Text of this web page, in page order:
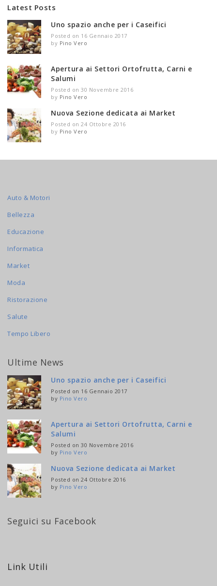
Latest Posts
Uno spazio anche per i Caseifici
Posted on 16 Gennaio 2017
by Pino Vero
Apertura ai Settori Ortofrutta, Carni e
Salumi
Posted on 30 Novembre 2016
by Pino Vero
Nuova Sezione dedicata ai Market
Posted on 24 Ottobre 2016
by Pino Vero
Auto & Motori
Bellezza
Educazione
Informatica
Market
Moda
Ristorazione
Salute
Tempo Libero
Ultime News
Uno spazio anche per i Caseifici
Posted on 16 Gennaio 2017
by Pino Vero
Apertura ai Settori Ortofrutta, Carni e
Salumi
Posted on 30 Novembre 2016
by Pino Vero
Nuova Sezione dedicata ai Market
Posted on 24 Ottobre 2016
by Pino Vero
Seguici su Facebook
Link Utili